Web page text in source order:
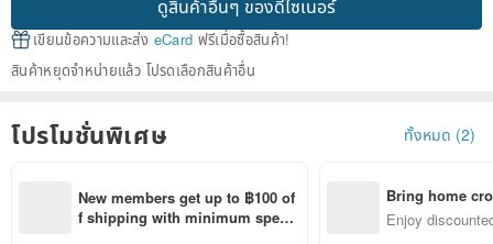
ดูสินค้าอื่นๆ ของดีไซเนอร์
เขียนข้อความและส่ง eCard ฟรีเมื่อซื้อสินค้า!
สินค้าหยุดจำหน่ายแล้ว โปรดเลือกสินค้าอื่น
โปรโมชั่นพิเศษ ทั้งหมด (2)
New members get up to ฿100 of
f shipping with minimum spen
Bring home
n with ease
Enjoy